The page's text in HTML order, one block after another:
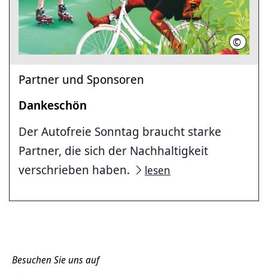
© LHH
Partner und Sponsoren
Dankeschön
Der Autofreie Sonntag braucht starke
Partner, die sich der Nachhaltigkeit
verschrieben haben.
lesen
Besuchen Sie uns auf